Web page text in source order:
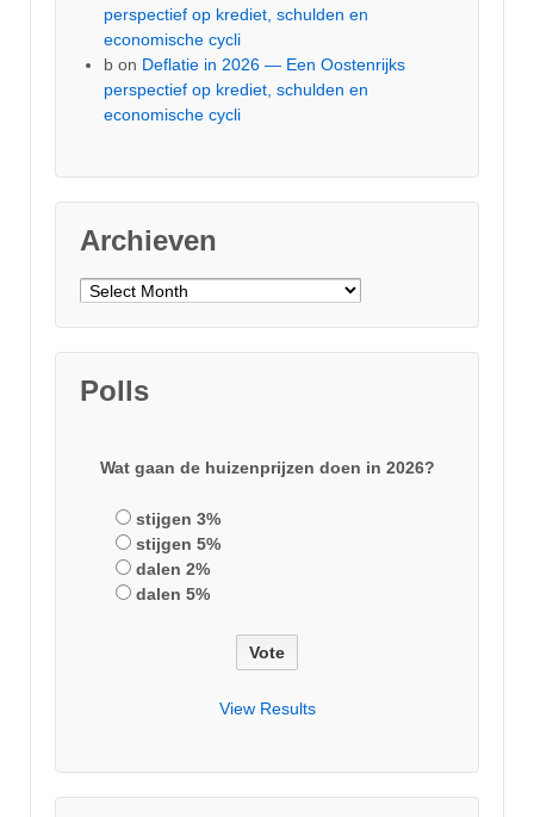
perspectief op krediet, schulden en
economische cycli
b on Deflatie in 2026 — Een Oostenrijks
perspectief op krediet, schulden en
economische cycli
Archieven
Archieven
Polls
Wat gaan de huizenprijzen doen in 2026?
stijgen 3%
stijgen 5%
dalen 2%
dalen 5%
View Results